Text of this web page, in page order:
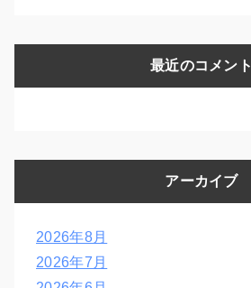
最近のコメント
アーカイブ
2026年8月
2026年7月